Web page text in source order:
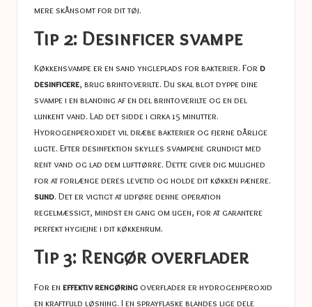
mere skånsomt for dit tøj.
Tip 2: Desinficer svampe
Køkkensvampe er en sand yngleplads for bakterier. Ford
desinficere, brug brintoverilte. Du skal blot dyppe dine
svampe i en blanding af en del brintoverilte og en del
lunkent vand. Lad det sidde i cirka 15 minutter.
Hydrogenperoxidet vil dræbe bakterier og fjerne dårlige
lugte. Efter desinfektion skylles svampene grundigt med
rent vand og lad dem lufttørre. Dette giver dig mulighed
for at forlænge deres levetid og holde dit køkken pænere.
sund. Det er vigtigt at udføre denne operation
regelmæssigt, mindst en gang om ugen, for at garantere
perfekt hygiejne i dit køkkenrum.
Tip 3: Rengør overflader
For en effektiv rengøring overflader er hydrogenperoxid
en kraftfuld løsning. I en sprayflaske blandes lige dele